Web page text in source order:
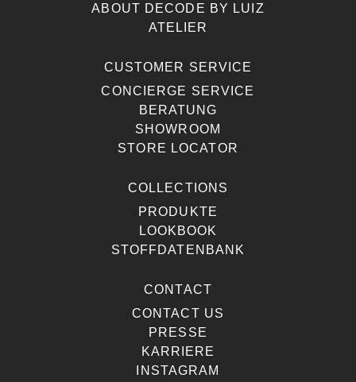
ABOUT DECODE BY LUIZ
ATELIER
CUSTOMER SERVICE
CONCIERGE SERVICE
BERATUNG
SHOWROOM
STORE LOCATOR
COLLECTIONS
PRODUKTE
LOOKBOOK
STOFFDATENBANK
CONTACT
CONTACT US
PRESSE
KARRIERE
INSTAGRAM